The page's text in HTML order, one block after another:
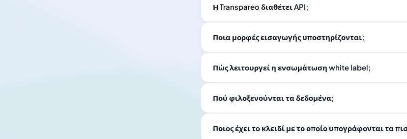
Η Transpareo διαθέτει API;
Ποια μορφές εισαγωγής υποστηρίζονται;
Πώς λειτουργεί η ενσωμάτωση white label;
Πού φιλοξενούνται τα δεδομένα;
Ποιος έχει το κλειδί με το οποίο υπογράφονται τα